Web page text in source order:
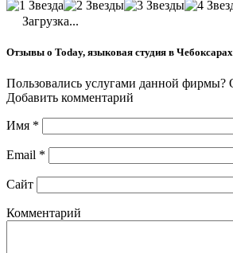
Загрузка...
Отзывы о Today, языковая студия в Чебоксарах
Пользовались услугами данной фирмы?
Добавить комментарий
Имя *
Email *
Сайт
Комментарий